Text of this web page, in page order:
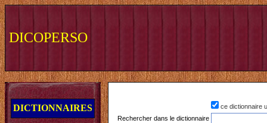
DICOPERSO
DICTIONNAIRES
ce dictionnaire
Rechercher dans le dictionnaire